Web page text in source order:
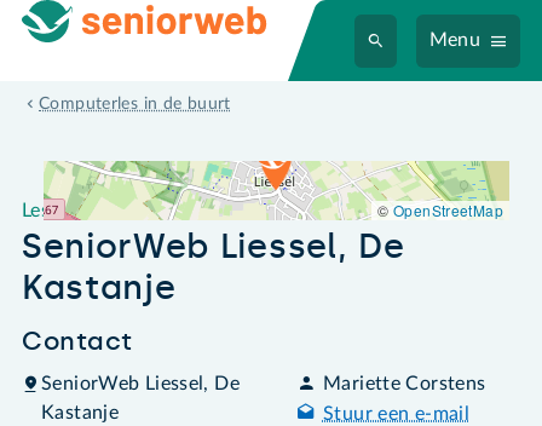
Menu
Computerles in de buurt
Leslocatie SeniorWeb Liessel, De Kastanje
Leslocatie
SeniorWeb Liessel, De
Kastanje
Contact
SeniorWeb Liessel, De
Kastanje
Mariette Corstens
Stuur een e-mail
©OpenStreetMap